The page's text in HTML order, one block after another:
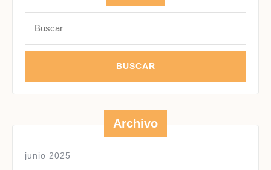
Archivo
junio 2025